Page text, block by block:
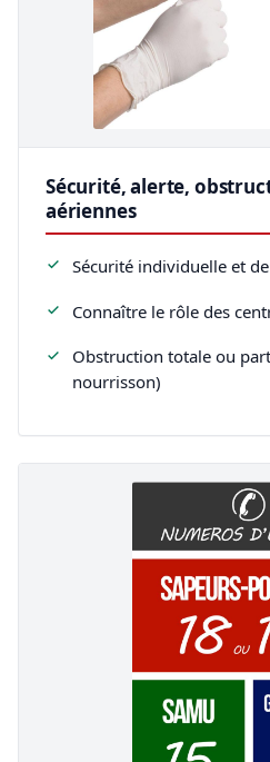
Sécurité, alerte,
aériennes
Sécurité individuelle et
Connaître le rôle des
Obstruction totale ou
nourrisson)